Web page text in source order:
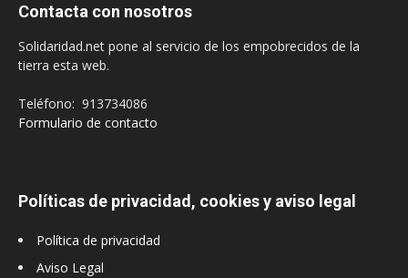
Contacta con nosotros
Solidaridad.net pone al servicio de los empobrecidos de la
tierra esta web.
Teléfono: 913734086
Formulario de contacto
Políticas de privacidad, cookies y aviso legal
Política de privacidad
Aviso Legal